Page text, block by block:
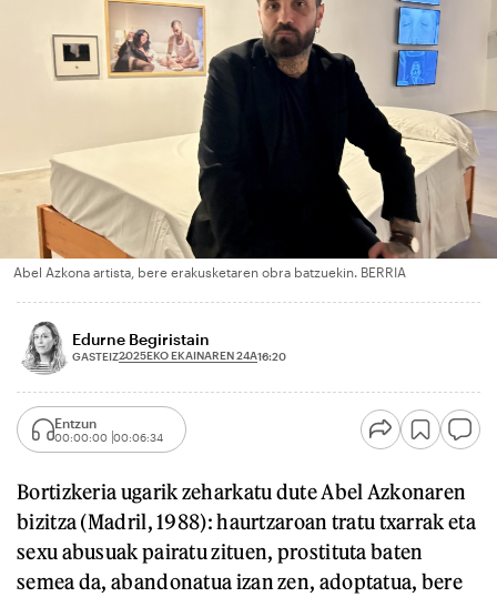
Abel Azkona artista, bere erakusketaren obra batzuekin. BERRIA
Edurne Begiristain
GASTEIZ2025EKO EKAINAREN 24A16:20
Entzun
00:00:00 00:06:34
Bortizkeria ugarik zeharkatu dute Abel Azkonaren
bizitza (Madril, 1988): haurtzaroan tratu txarrak eta
sexu abusuak pairatu zituen, prostituta baten
semea da, abandonatua izan zen, adoptatua, bere